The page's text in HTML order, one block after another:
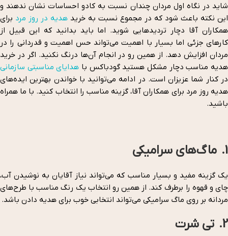
شاید در نگاه اول مردان چندان نسبت به کادو احساسات نشان ندهند و
این نکته باعث شود که در مجموع نسبت به خرید هدیه در روز مرد برای
همکاران آقا دچار تردیدهایی شوید. اما باید بدانید که این قبیل از
کارهای جزئی اما بسیار با اهمیت می‌تواند حس اهمیت و قدردانی را در
مردان افزایش دهد. از همین رو در انجام آن‌ها درنگ نکنید. اگر در خرید
هدیه مناسب دچار مشکل هستید گودباکس با هدایای مناسبتی سازمانی
در کنار شما عزیزان است. در ادامه می‌توانید با خواندن بهترین ایده‌های
هدیه روز مرد برای همکاران آقا، گزینه مناسب را انتخاب کنید. با ما همراه
باشید.
1. ماگ‌های سرامیکی
یک گزینه مفید و بسیار مناسب که می‌تواند نیاز آقایان به نوشیدن آب،
چای و قهوه را برطرف کند. از همین رو انتخاب یک رنگ مناسب با طرح‌های
مردانه بر روی ماگ سرامیکی می‌تواند انتخابی خوب برای هدیه دادن باشد.
2. تی شرت